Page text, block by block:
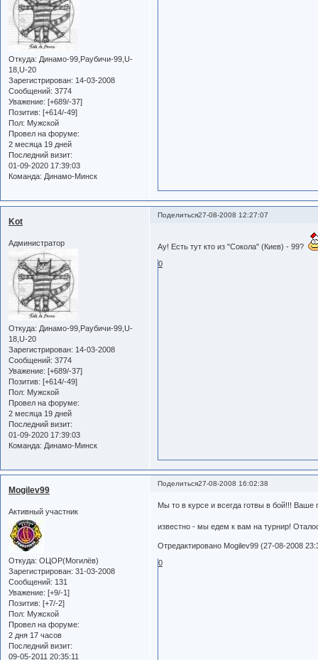
Откуда: Динамо-99,Раубичи-99,U-
18,U-20
Зарегистрирован: 14-03-2008
Сообщений: 3774
Уважение: [+689/-37]
Позитив: [+614/-49]
Пол: Мужской
Провел на форуме:
2 месяца 19 дней
Последний визит:
01-09-2020 17:39:03
Команда: Динамо-Минск
Поделиться27-08-2008 12:27:07
Kot
Администратор
Откуда: Динамо-99,Раубичи-99,U-
18,U-20
Зарегистрирован: 14-03-2008
Сообщений: 3774
Уважение: [+689/-37]
Позитив: [+614/-49]
Пол: Мужской
Провел на форуме:
2 месяца 19 дней
Последний визит:
01-09-2020 17:39:03
Команда: Динамо-Минск
Ау! Есть тут кто из "Сокола" (Киев) - 99?
0
Поделиться27-08-2008 16:02:38
Mogilev99
Активный участник
Откуда: ОЦОР(Могилёв)
Зарегистрирован: 31-03-2008
Сообщений: 131
Уважение: [+9/-1]
Позитив: [+7/-2]
Пол: Мужской
Провел на форуме:
2 дня 17 часов
Последний визит:
09-05-2011 20:35:11
Мы то в курсе и всегда готвы в бой!!!
известно - мы едем к вам на турнир!
Отредактировано Mogilev99 (27-08-2008
0